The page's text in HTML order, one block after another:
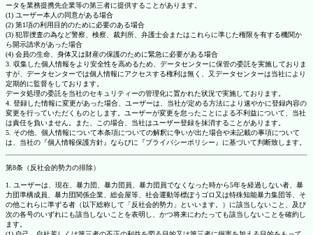
ータを業務提携先企業等の第三者に提供することがあります。
(1) ユーザー本人の同意がある場合
(2) 第1項の利用目的のために必要のある場合
(3) 犯罪捜査の為など警察、検察、裁判所、弁護士会またはこれらに準じた権限を有する機関か
ら開示請求があった場合
(4) 会員の生命、身体又は財産の保護のために緊急に必要がある場合
3. 収集した個人情報をより安全性を高めるため、データセンターに保管の委託を実施しておりま
すが、データセンターでは個人情報にアクセスする権利は無く、又データセンターは当社により
定期的に監督をしております。
データ処理の委託を当社のセキュリティーの管理化に置かれた状況で実施しております。
4. 登録した情報に変更があった場合、ユーザーは、当社が定める方法により速やかに登録内容の
変更を行っていただくものとします。ユーザーが変更を怠ったことによる不利益について、当社
は責任を負いません。また、この場合、当社はユーザー登録を抹消することがあります。
5. その他、個人情報について本条項についての解釈に争いが出た場合や未記載の事項について
は、当社の『個人情報保護方針』ならびに『プライバシーポリシー』に基づいて判断致します。
第8条（反社会的勢力の排除）
1. ユーザーは、現在、暴力団、暴力団員、暴力団員でなくなった時から5年を経過しない者、暴
力団準構成員、暴力団関係企業、総会屋等、社会運動等標ぼうゴロ又は特殊知能暴力集団等、そ
の他これらに準ずる者（以下総称して「反社会的勢力」といいます。）に該当しないこと、及び
次の各号のいずれにも該当しないことを表明し、かつ将来にわたっても該当しないことを確約し
ます。